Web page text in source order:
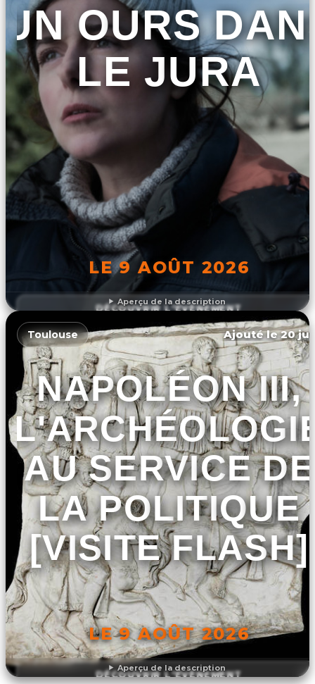
Aperçu de la description
UN OURS
LE JURA
LE 9 AOÛT 2026
DÉCOUVRIR L'ÉVÉNEMENT
Aperçu de la description
Toulouse Ajouté le 20
NAPOLÉON III,
AU SERVICE DE
LA POLITIQUE
[VISITE FLASH]
LE 9 AOÛT 2026
DÉCOUVRIR L'ÉVÉNEMENT